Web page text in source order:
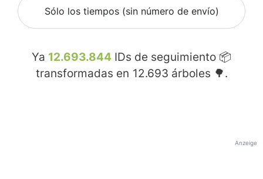
Sólo los tiempos (sin número de envío)
Ya 12.693.844 IDs de seguimiento 📦
transformadas en 12.693 árboles 🌳.
Anzeige